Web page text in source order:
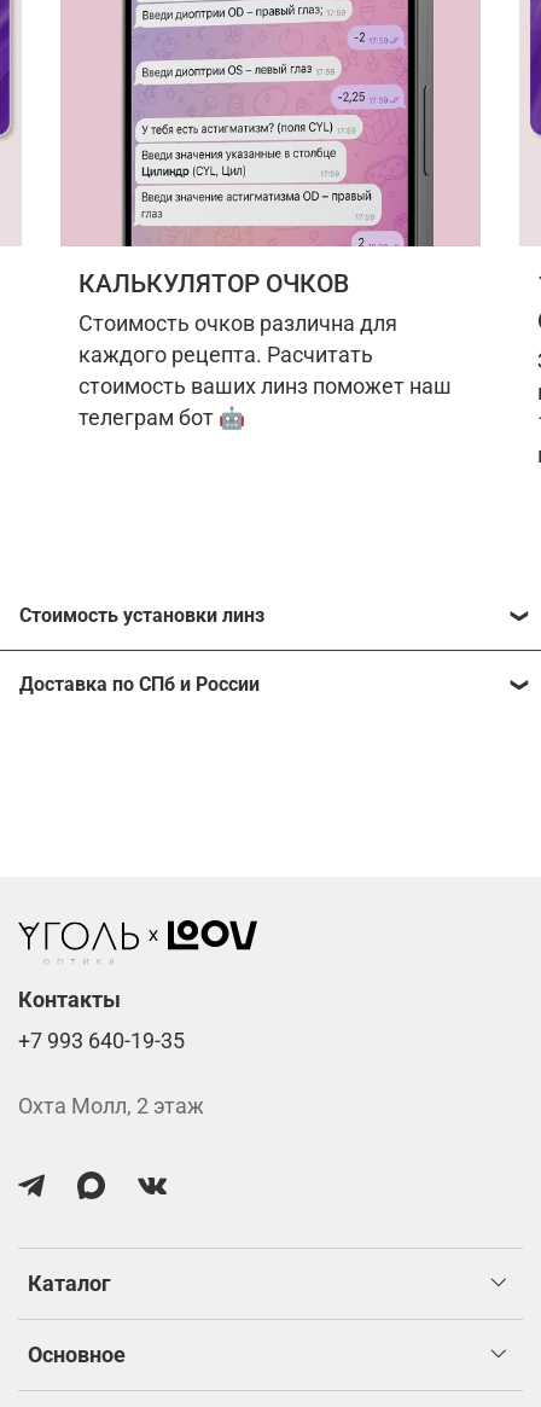
КАЛЬКУЛЯТОР ОЧКОВ
Стоимость очков различна для
каждого рецепта. Расчитать
стоимость ваших линз поможет наш
телеграм бот 🤖
Стоимость установки линз
Расчитать стоимость ваших линз поможет
Стоимость указана за две линзы вместе с
изготовлением.
Доставка по СПб и России
Каталог
Основное
Контакты
+7 993 640-19-35
Охта Молл, 2 этаж